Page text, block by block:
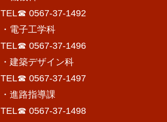
TEL☎ 0567-37-1492
・電子工学科
TEL☎ 0567-37-1496
・建築デザイン科
TEL☎ 0567-37-1497
・進路指導課
TEL☎ 0567-37-1498